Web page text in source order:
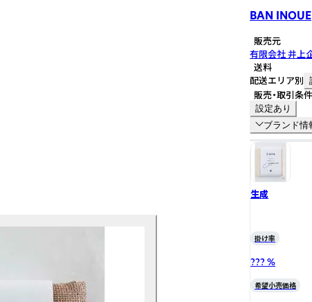
BAN INOUE
販売元
有限会社 井上
送料
配送エリア別
販売・取引条件
設定あり
ブランド情
生成
掛け率
??? %
希望小売価格